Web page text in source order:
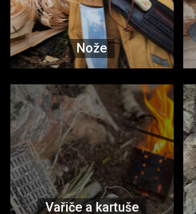
Nože
Vařiče a kartuše